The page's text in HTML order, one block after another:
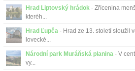
Hrad Liptovský hrádok - Zřícenina
kteréh...
Hrad Ľupča - Hrad ze 13. století sloužil
lovecké...
Národní park Muráňská planina - V
vy...